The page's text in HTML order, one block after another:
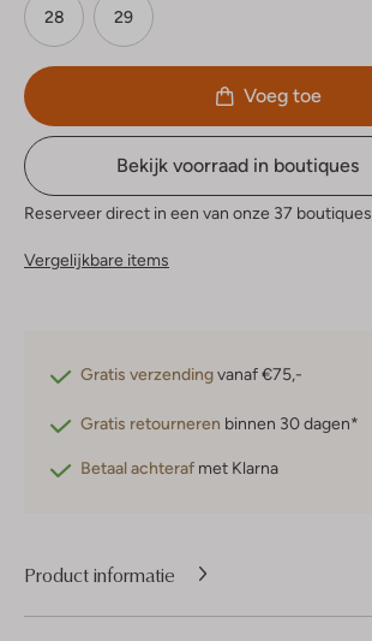
28 29
Voeg toe
Bekijk voorraad in boutiques
Reserveer direct in een van onze 37 boutiques
Vergelijkbare items
Gratis verzendingvanaf €75,-
Gratis retourneren binnen 30 dagen*
Betaal achteraf met Klarna
Product informatie